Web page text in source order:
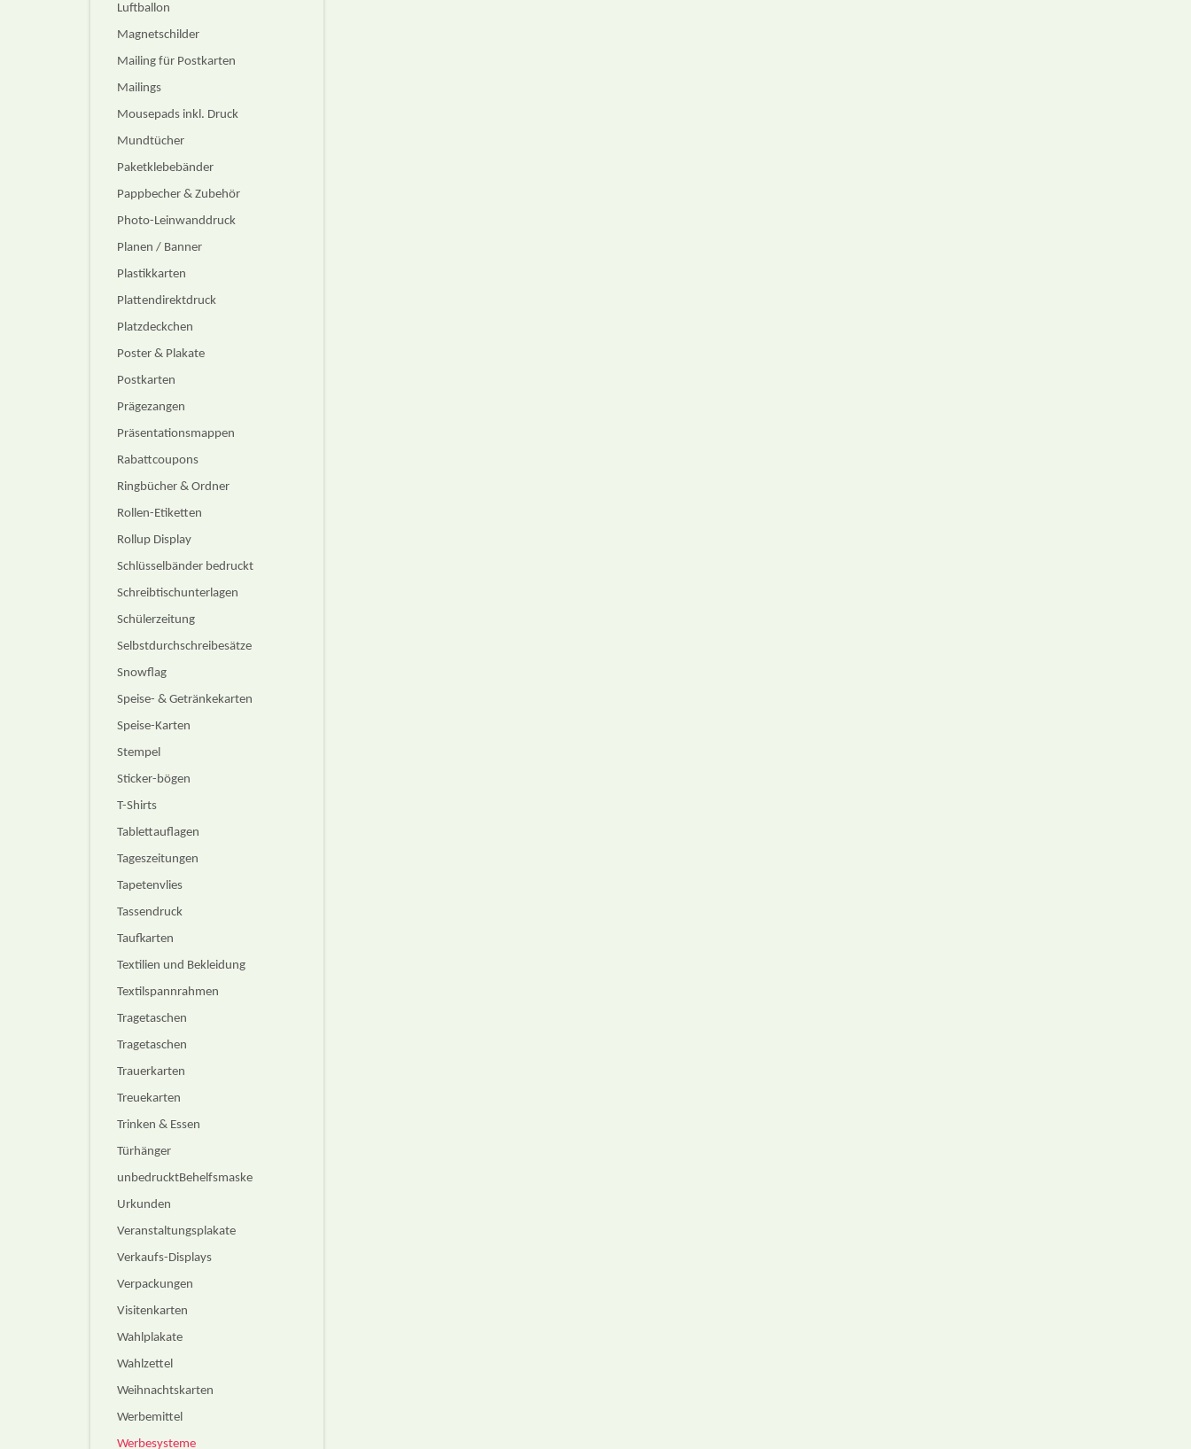
Luftballon
Magnetschilder
Mailing für Postkarten
Mailings
Mousepads inkl. Druck
Mundtücher
Paketklebebänder
Pappbecher & Zubehör
Photo-Leinwanddruck
Planen / Banner
Plastikkarten
Plattendirektdruck
Platzdeckchen
Poster & Plakate
Postkarten
Prägezangen
Präsentationsmappen
Rabattcoupons
Ringbücher & Ordner
Rollen-Etiketten
Rollup Display
Schlüsselbänder bedruckt
Schreibtischunterlagen
Schülerzeitung
Selbstdurchschreibesätze
Snowflag
Speise- & Getränkekarten
Speise-Karten
Stempel
Sticker-bögen
T-Shirts
Tablettauflagen
Tageszeitungen
Tapetenvlies
Tassendruck
Taufkarten
Textilien und Bekleidung
Textilspannrahmen
Tragetaschen
Tragetaschen
Trauerkarten
Treuekarten
Trinken & Essen
Türhänger
unbedrucktBehelfsmaske
Urkunden
Veranstaltungsplakate
Verkaufs-Displays
Verpackungen
Visitenkarten
Wahlplakate
Wahlzettel
Weihnachtskarten
Werbemittel
Werbesysteme